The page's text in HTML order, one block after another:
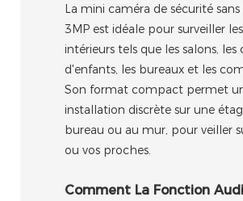
La mini caméra de sécurité sans
3MP est idéale pour surveiller
intérieurs tels que les salons,
d'enfants, les bureaux et les
Son format compact permet
installation discrète sur une
bureau ou au mur, pour veiller
ou vos proches.
Comment La Fonction